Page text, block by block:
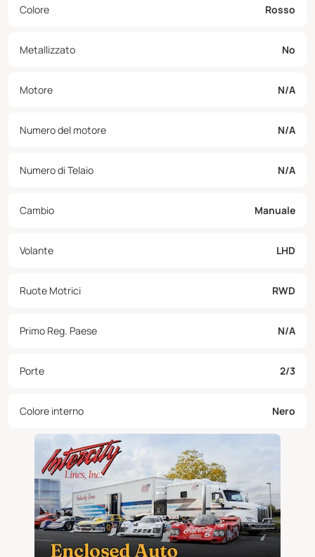
Colore Rosso
Metallizzato No
Motore N/A
Numero del motore N/A
Numero di Telaio N/A
Cambio Manuale
Volante LHD
Ruote Motrici RWD
Primo Reg. Paese N/A
Porte 2/3
Colore interno Nero